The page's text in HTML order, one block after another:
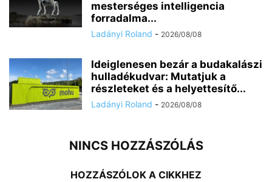
mesterséges intelligencia
forradalma...
Ladányi Roland - 2026/08/08
Ideiglenesen bezár a budakalászi
hulladékudvar: Mutatjuk a
részleteket és a helyettesítő...
Ladányi Roland - 2026/08/08
NINCS HOZZÁSZÓLÁS
HOZZÁSZÓLOK A CIKKHEZ